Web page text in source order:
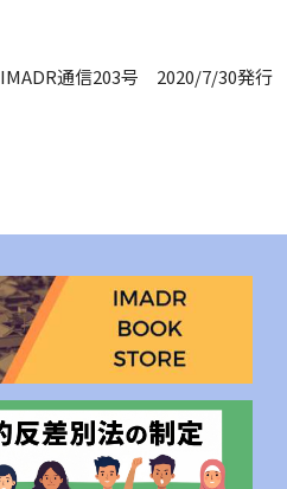
IMADR通信203号 2020/7/30発行